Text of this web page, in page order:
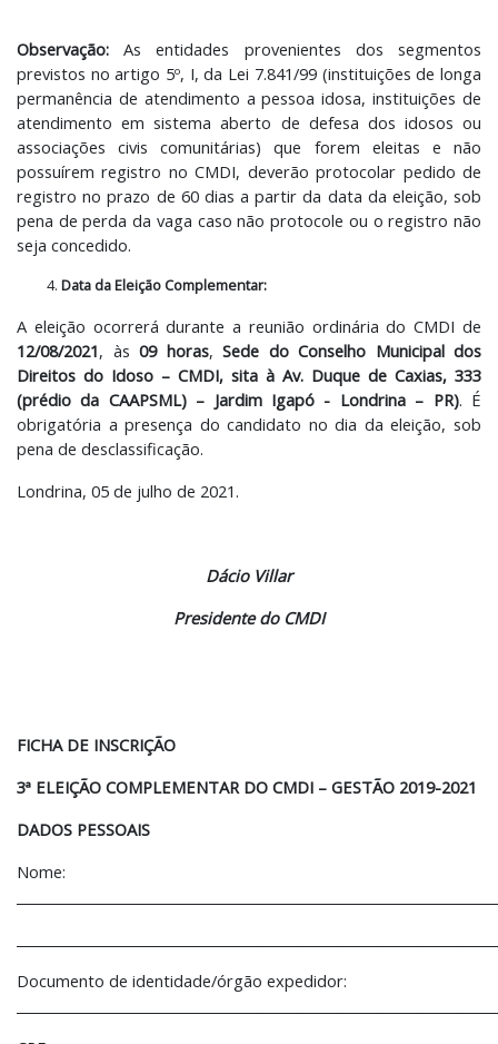
Observação:As entidades provenientes dos segmentos
previstos no artigo 5º, I, da Lei 7.841/99 (instituições de longa
permanência de atendimento a pessoa idosa, instituições de
atendimento em sistema aberto de defesa dos idosos ou
associações civis comunitárias) que forem eleitas e não
possuírem registro no CMDI, deverão protocolar pedido de
registro no prazo de 60 dias a partir da data da eleição, sob
pena de perda da vaga caso não protocole ou o registro não
seja concedido.
Data da Eleição Complementar:
A eleição ocorrerá durante a reunião ordinária do CMDI de
12/08/2021, às 09 horas, Sede do Conselho Municipal dos
Direitos do Idoso – CMDI, sita à Av. Duque de Caxias, 333
(prédio da CAAPSML) – Jardim Igapó - Londrina – PR). É
obrigatória a presença do candidato no dia da eleição, sob
pena de desclassificação.
Londrina, 05 de julho de 2021.
Dácio Villar
Presidente do CMDI
FICHA DE INSCRIÇÃO
3ª ELEIÇÃO COMPLEMENTAR DO CMDI – GESTÃO 2019-2021
DADOS PESSOAIS
Nome:
Documento de identidade/órgão expedidor: